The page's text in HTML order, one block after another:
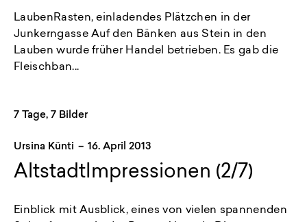
LaubenRasten, einladendes Plätzchen in der
Junkerngasse Auf den Bänken aus Stein in den
Lauben wurde früher Handel betrieben. Es gab die
Fleischban...
7 Tage, 7 Bilder
Ursina Künti – 16. April 2013
AltstadtImpressionen (2/7)
Einblick mit Ausblick, eines von vielen spannenden